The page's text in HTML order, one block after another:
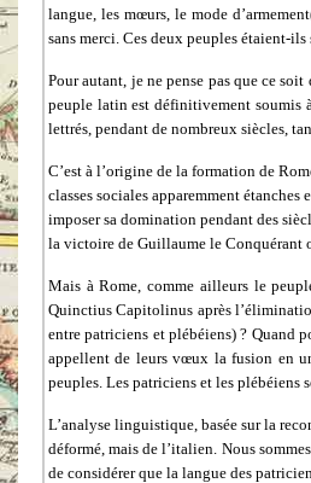
langue, les mœurs, le mode
sans merci. Ces deux peuples étaient-
Pour autant, je ne pense pas que ce
peuple latin est définitivement soumis
lettrés, pendant de nombreux siècles,
C’est à l’origine de la formation de
classes sociales apparemment
imposer sa domination pendant des
la victoire de Guillaume le Conquérant
Mais à Rome, comme ailleurs le
Quinctius Capitolinus après
entre patriciens et plébéiens) ? Quand
appellent de leurs vœux la fusion en
peuples. Les patriciens et les
L’analyse linguistique, basée sur la
déformé, mais de l’italien. Nous
de considérer que la langue des